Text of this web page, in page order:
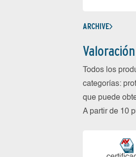
ARCHIVE
Todos los
categorías:
que puede
A partir de 10